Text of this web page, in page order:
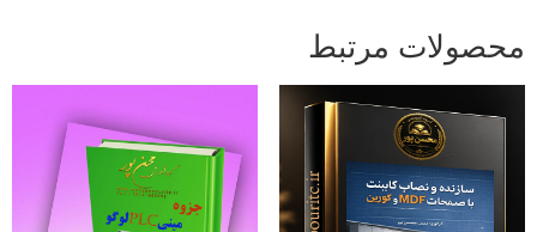
محصولات مرتبط